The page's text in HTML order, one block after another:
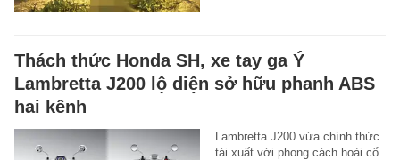
Thách thức Honda SH, xe tay ga Ý
Lambretta J200 lộ diện sở hữu phanh ABS
hai kênh
Lambretta J200 vừa chính thức
tái xuất với phong cách hoài cổ